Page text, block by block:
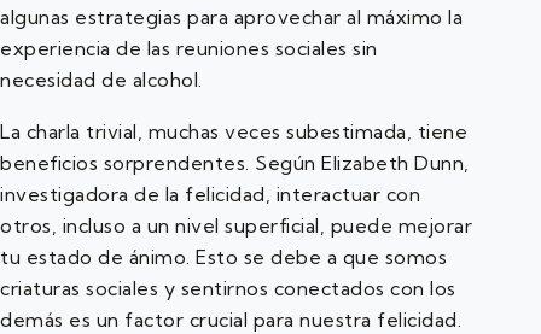
algunas estrategias para aprovechar al máximo la
experiencia de las reuniones sociales sin
necesidad de alcohol.
La charla trivial, muchas veces subestimada, tiene
beneficios sorprendentes. Según Elizabeth Dunn,
investigadora de la felicidad, interactuar con
otros, incluso a un nivel superficial, puede mejorar
tu estado de ánimo. Esto se debe a que somos
criaturas sociales y sentirnos conectados con los
demás es un factor crucial para nuestra felicidad.